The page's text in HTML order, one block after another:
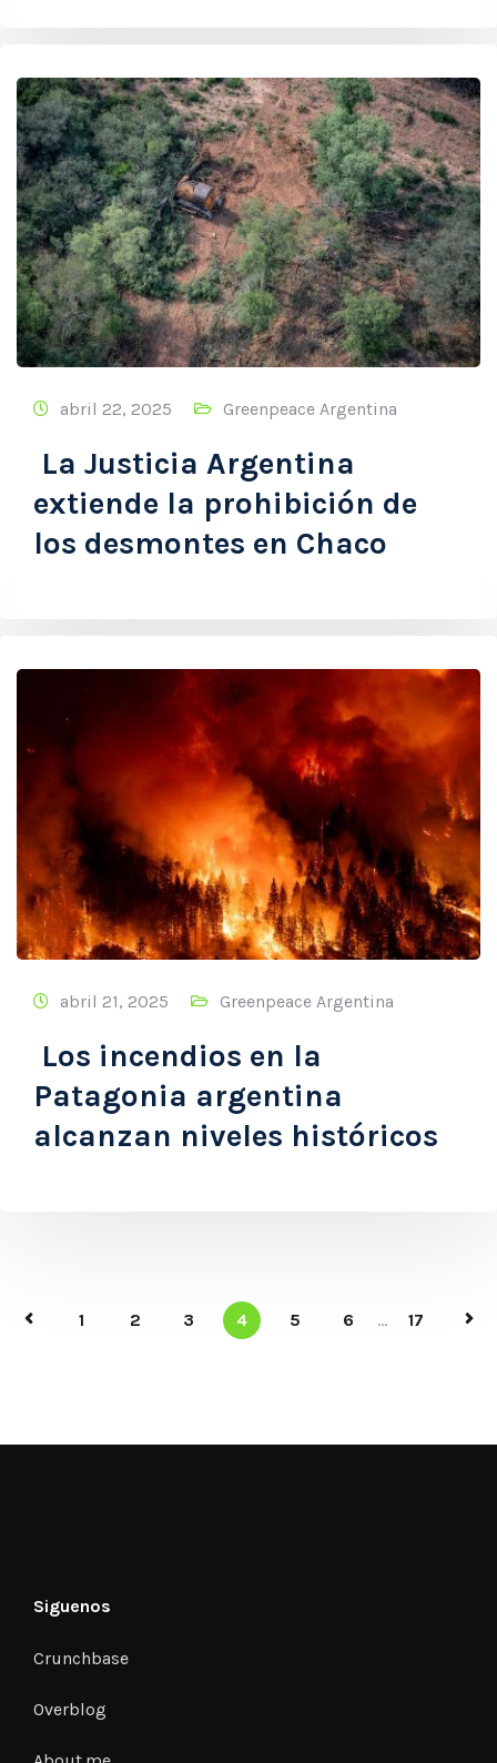
abril 22, 2025 Greenpeace Argentina
La Justicia Argentina
extiende la prohibición de
los desmontes en Chaco
abril 21, 2025 Greenpeace Argentina
Los incendios en la
Patagonia argentina
alcanzan niveles históricos
1 2 3 4 5 6 ... 17
Siguenos
Crunchbase
Overblog